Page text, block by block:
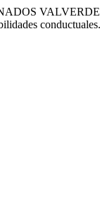
VALVERDE,
conductuales.